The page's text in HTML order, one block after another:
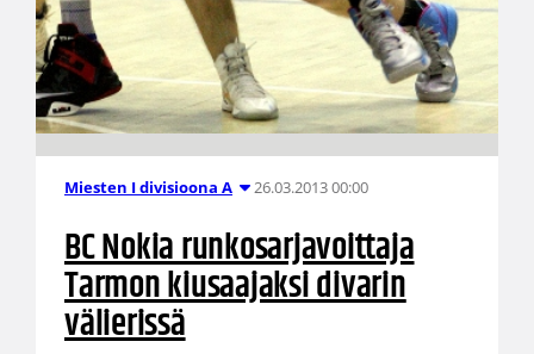
Miesten I divisioona A 26.03.2013 00:00
BC Nokia runkosarjavoittaja
Tarmon kiusaajaksi divarin
välierissä